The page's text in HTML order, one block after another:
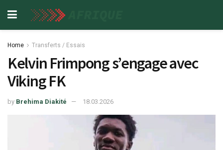
Home Transferts / Essais
Kelvin Frimpong s’engage avec
Viking FK
by Brehima Diakité 18.03.2026